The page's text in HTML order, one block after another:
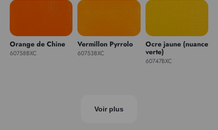
Orange de Chine
60758BXC
Vermillon Pyrrolo
60753BXC
Ocre jaune (nuance
verte)
60747BXC
Voir plus